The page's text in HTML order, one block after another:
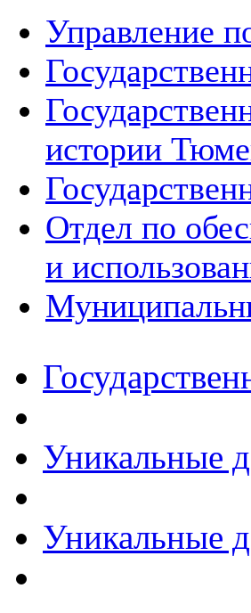
Управление
истории
Отдел по
и
Уникальные
Уникальные